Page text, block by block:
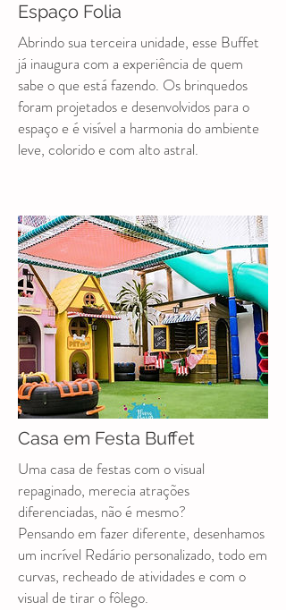
Espaço Folia
Abrindo sua terceira unidade, esse Buffet
já inaugura com a experiência de quem
sabe o que está fazendo. Os brinquedos
foram projetados e desenvolvidos para o
espaço e é visível a harmonia do ambiente
leve, colorido e com alto astral.
Casa em Festa Buffet
Uma casa de festas com o visual
repaginado, merecia atrações
diferenciadas, não é mesmo?
Pensando em fazer diferente, desenhamos
um incrível Redário personalizado, todo em
curvas, recheado de atividades e com o
visual de tirar o fôlego.